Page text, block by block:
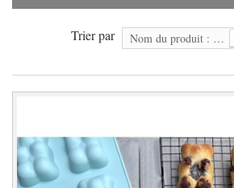
Trier par Nom du produit : A à Z